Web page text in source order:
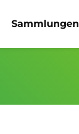
Sammlungen